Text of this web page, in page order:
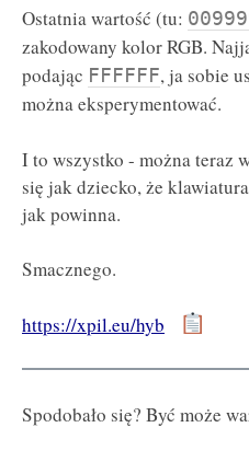
Ostatnia wartość (tu:
zakodowany kolor RGB.
podając FFFFFF, ja sobie
można eksperymentować.
I to wszystko - można teraz
się jak dziecko, że
jak powinna.
Smacznego.
https://xpil.eu/hyb
Spodobało się? Być może